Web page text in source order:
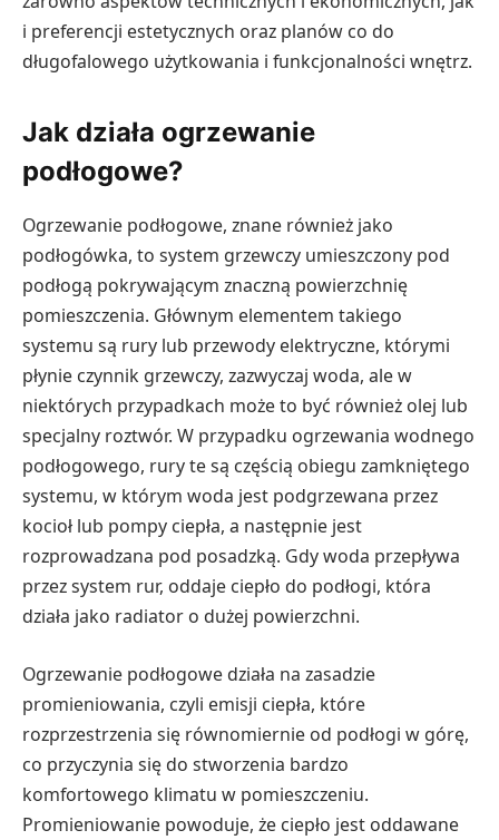
i preferencji estetycznych oraz planów co do
długofalowego użytkowania i funkcjonalności wnętrz.
Jak działa ogrzewanie
podłogowe?
Ogrzewanie podłogowe, znane również jako
podłogówka, to system grzewczy umieszczony pod
podłogą pokrywającym znaczną powierzchnię
pomieszczenia. Głównym elementem takiego
systemu są rury lub przewody elektryczne, którymi
płynie czynnik grzewczy, zazwyczaj woda, ale w
niektórych przypadkach może to być również olej lub
specjalny roztwór. W przypadku ogrzewania wodnego
podłogowego, rury te są częścią obiegu zamkniętego
systemu, w którym woda jest podgrzewana przez
kocioł lub pompy ciepła, a następnie jest
rozprowadzana pod posadzką. Gdy woda przepływa
przez system rur, oddaje ciepło do podłogi, która
działa jako radiator o dużej powierzchni.
Ogrzewanie podłogowe działa na zasadzie
promieniowania, czyli emisji ciepła, które
rozprzestrzenia się równomiernie od podłogi w górę,
co przyczynia się do stworzenia bardzo
komfortowego klimatu w pomieszczeniu.
Promieniowanie powoduje, że ciepło jest oddawane